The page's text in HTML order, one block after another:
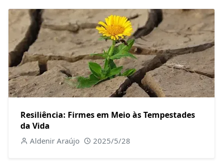
Resiliência: Firmes em Meio às Tempestades
da Vida
Aldenir Araújo 2025/5/28